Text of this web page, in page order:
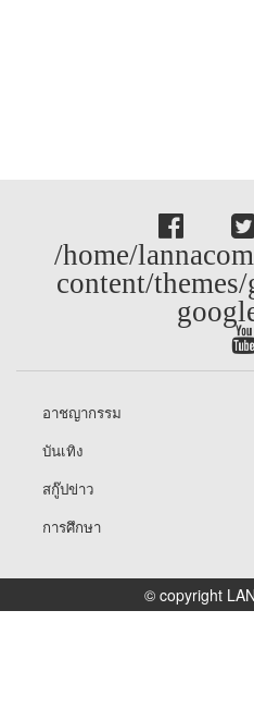
/home/
content/
อาชญากรรม
บันเทิง
สกู๊ปข่าว
การศึกษา
© copyright